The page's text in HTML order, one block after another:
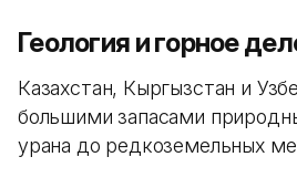
Геология и горное
Казахстан, Кыргызстан и
большими запасами
урана до редкоземельных